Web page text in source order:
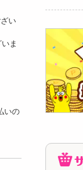
い
ま
いの